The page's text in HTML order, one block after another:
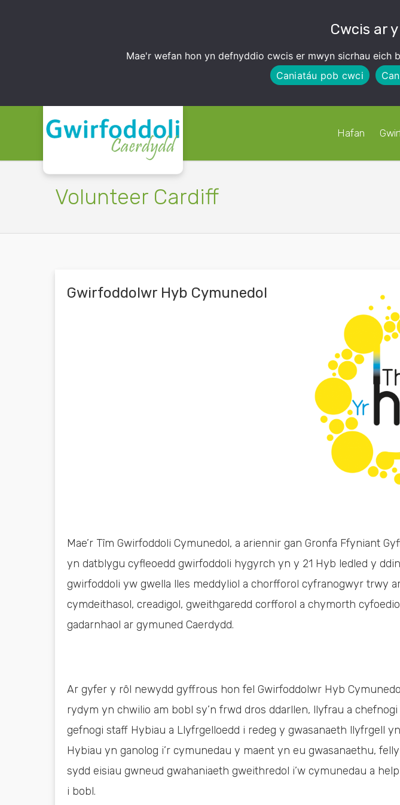
Cwcis ar
Mae'r wefan hon yn defnyddio cwcis er mwyn sicrhau eich
Caniatáu pob cwci
Hafan
Volunteer Cardiff
Gwirfoddolwr Hyb Cymunedol
Mae’r Tîm Gwirfoddoli Cymunedol, a ariennir gan Gronfa Ffyniant
yn datblygu cyfleoedd gwirfoddoli hygyrch yn y 21 Hyb ledled y
gwirfoddoli yw gwella lles meddyliol a chorfforol cyfranogwyr trwy
cymdeithasol, creadigol, gweithgaredd corfforol a chymorth
gadarnhaol ar gymuned Caerdydd.
Ar gyfer y rôl newydd gyffrous hon fel Gwirfoddolwr Hyb
rydym yn chwilio am bobl sy’n frwd dros ddarllen, llyfrau a
gefnogi staff Hybiau a Llyfrgelloedd i redeg y gwasanaeth llyfrgell
Hybiau yn ganolog i’r cymunedau y maent yn eu gwasanaethu,
sydd eisiau gwneud gwahaniaeth gweithredol i’w cymunedau a
i bobl.